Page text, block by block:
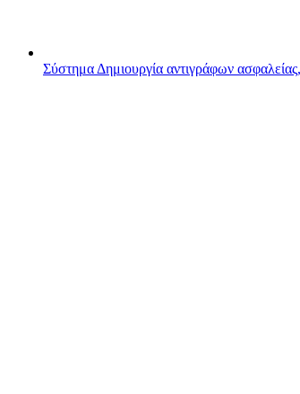
ΣύστημαΔημιουργία αντιγράφων